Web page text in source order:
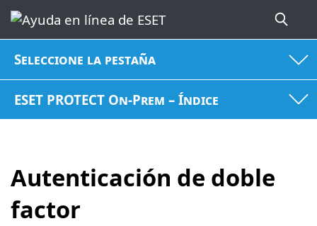
Seleccione la pestaña
ESET PROTECT On-Prem – Índice
Autenticación de doble
factor